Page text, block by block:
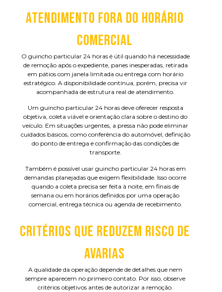
ATENDIMENTO FORA DO HORÁRIO
COMERCIAL
O guincho particular 24 horas é útil quando há necessidade
de remoção após o expediente, panes inesperadas, retirada
em pátios com janela limitada ou entrega com horário
estratégico. A disponibilidade contínua, porém, precisa vir
acompanhada de estrutura real de atendimento.
Um guincho particular 24 horas deve oferecer resposta
objetiva, coleta viável e orientação clara sobre o destino do
veículo. Em situações urgentes, a pressa não pode eliminar
cuidados básicos, como conferência do automóvel, definição
do ponto de entrega e confirmação das condições de
transporte.
Também é possível usar guincho particular 24 horas em
demandas planejadas que exigem flexibilidade. Isso ocorre
quando a coleta precisa ser feita à noite, em finais de
semana ou em horários definidos por uma operação
comercial, entrega técnica ou agenda de recebimento.
CRITÉRIOS QUE REDUZEM RISCO DE
AVARIAS
A qualidade da operação depende de detalhes que nem
sempre aparecem no primeiro contato. Por isso, observe
critérios objetivos antes de autorizar a remoção.